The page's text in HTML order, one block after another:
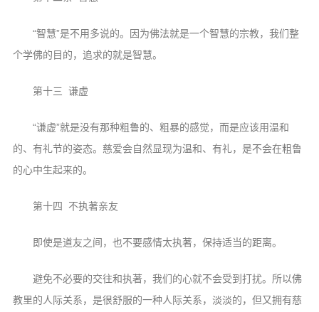
“智慧”是不用多说的。因为佛法就是一个智慧的宗教，我们整
个学佛的目的，追求的就是智慧。
第十三 谦虚
“谦虚”就是没有那种粗鲁的、粗暴的感觉，而是应该用温和
的、有礼节的姿态。慈爱会自然显现为温和、有礼，是不会在粗鲁
的心中生起来的。
第十四 不执著亲友
即使是道友之间，也不要感情太执著，保持适当的距离。
避免不必要的交往和执著，我们的心就不会受到打扰。所以佛
教里的人际关系，是很舒服的一种人际关系，淡淡的，但又拥有慈